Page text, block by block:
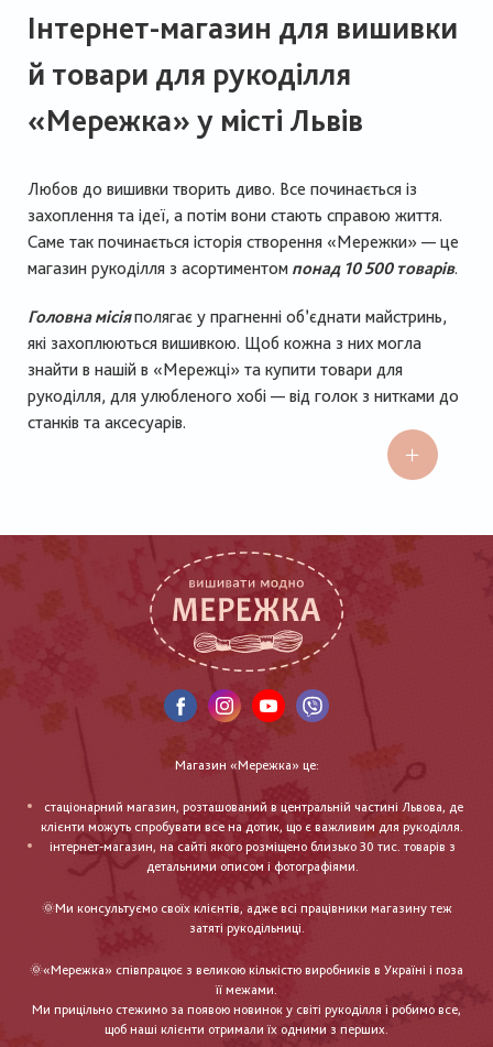
Інтернет-магазин для вишивки
й товари для рукоділля
«Мережка» у місті Львів
Любов до вишивки творить диво. Все починається із
захоплення та ідеї, а потім вони стають справою життя.
Саме так починається історія створення «Мережки» — це
магазин рукоділля з асортиментом понад 10 500 товарів.
Головна місіяполягає у прагненні об’єднати майстринь,
які захоплюються вишивкою. Щоб кожна з них могла
знайти в нашій в «Мережці» та купити товари для
рукоділля, для улюбленого хобі — від голок з нитками до
станків та аксесуарів.
Магазин «Мережка» це:
стаціонарний магазин, розташований в центральній частині Львова, де
клієнти можуть спробувати все на дотик, що є важливим для рукоділля.
інтернет-магазин, на сайті якого розміщено близько 30 тис. товарів з
детальними описом і фотографіями.
🌞Ми консультуємо своїх клієнтів, адже всі працівники магазину теж
затяті рукодільниці.
🌞«Мережка» співпрацює з великою кількістю виробників в Україні і поза
її межами.
Ми прицільно стежимо за появою новинок у світі рукоділля і робимо все,
щоб наші клієнти отримали їх одними з перших.